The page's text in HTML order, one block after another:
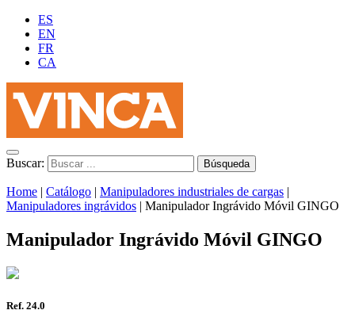
ES
EN
FR
CA
Buscar:
Home | Catálogo | Manipuladores industriales de cargas |
Manipuladores ingrávidos | Manipulador Ingrávido Móvil GINGO
Manipulador Ingrávido Móvil GINGO
Ref. 24.0